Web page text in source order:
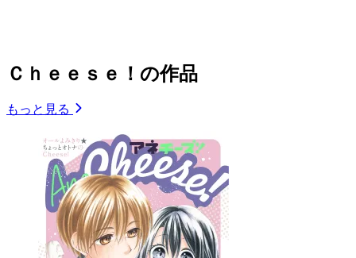
Ｃｈｅｅｓｅ！の作品
もっと見る